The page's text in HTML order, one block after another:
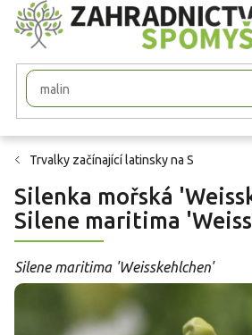
Přejít
na
obsah
Trvalky začínající latinsky na S
Silenka mořská
Silene maritima
Silene maritima 'Weisskehlchen'